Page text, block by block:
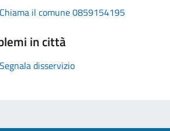
Chiama il comune 0859154195
in città
Segnala disservizio